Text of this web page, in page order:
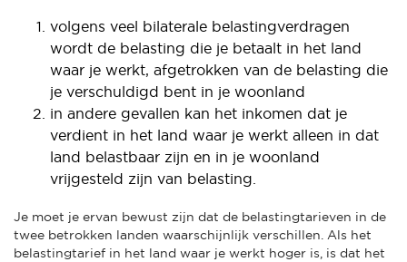
volgens veel bilaterale belastingverdragen
wordt de belasting die je betaalt in het land
waar je werkt, afgetrokken van de belasting die
je verschuldigd bent in je woonland
in andere gevallen kan het inkomen dat je
verdient in het land waar je werkt alleen in dat
land belastbaar zijn en in je woonland
vrijgesteld zijn van belasting.
Je moet je ervan bewust zijn dat de belastingtarieven in de
twee betrokken landen waarschijnlijk verschillen. Als het
belastingtarief in het land waar je werkt hoger is, is dat het